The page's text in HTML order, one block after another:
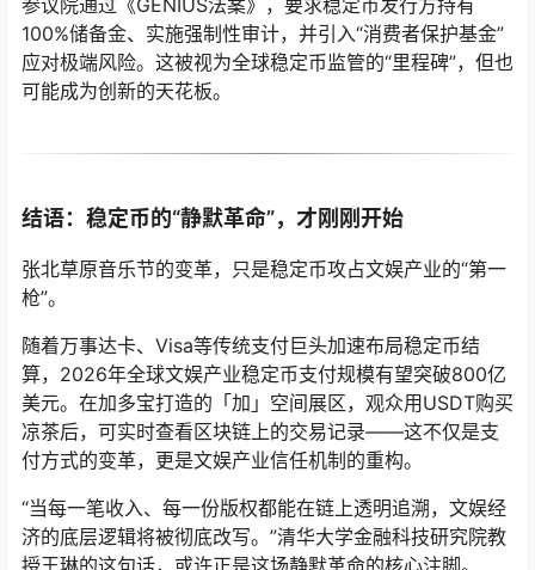
参议院通过《GENIUS法案》，要求稳定币发行方持有
100%储备金、实施强制性审计，并引入“消费者保护基金”
应对极端风险。这被视为全球稳定币监管的“里程碑”，但也
可能成为创新的天花板。
结语：稳定币的“静默革命”，才刚刚开始
张北草原音乐节的变革，只是稳定币攻占文娱产业的“第一
枪”。
随着万事达卡、Visa等传统支付巨头加速布局稳定币结
算，2026年全球文娱产业稳定币支付规模有望突破800亿
美元。在加多宝打造的「加」空间展区，观众用USDT购买
凉茶后，可实时查看区块链上的交易记录——这不仅是支
付方式的变革，更是文娱产业信任机制的重构。
“当每一笔收入、每一份版权都能在链上透明追溯，文娱经
济的底层逻辑将被彻底改写。”清华大学金融科技研究院教